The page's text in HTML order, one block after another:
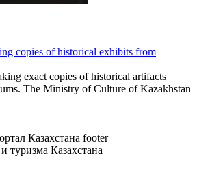
copies of historical exhibits from
exact copies of historical artifacts
The Ministry of Culture of Kazakhstan
туризма Казахстана